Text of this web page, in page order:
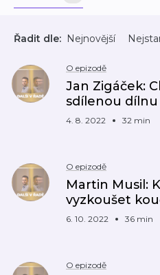
Řadit dle: Nejnovější
O epizodě
Jan Zigáček:
sdílenou
4. 8. 2022 32 min
O epizodě
Martin Musil:
vyzkoušet
6. 10. 2022 36 min
O epizodě